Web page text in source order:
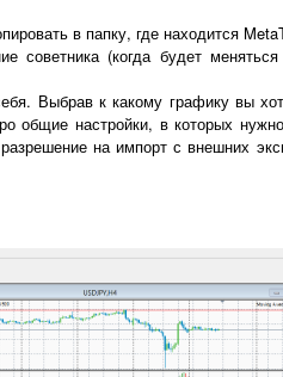
в папку, где находится
советника (когда будет
Выбрав к какому графику вы
общие настройки, в которых
на импорт с внешних